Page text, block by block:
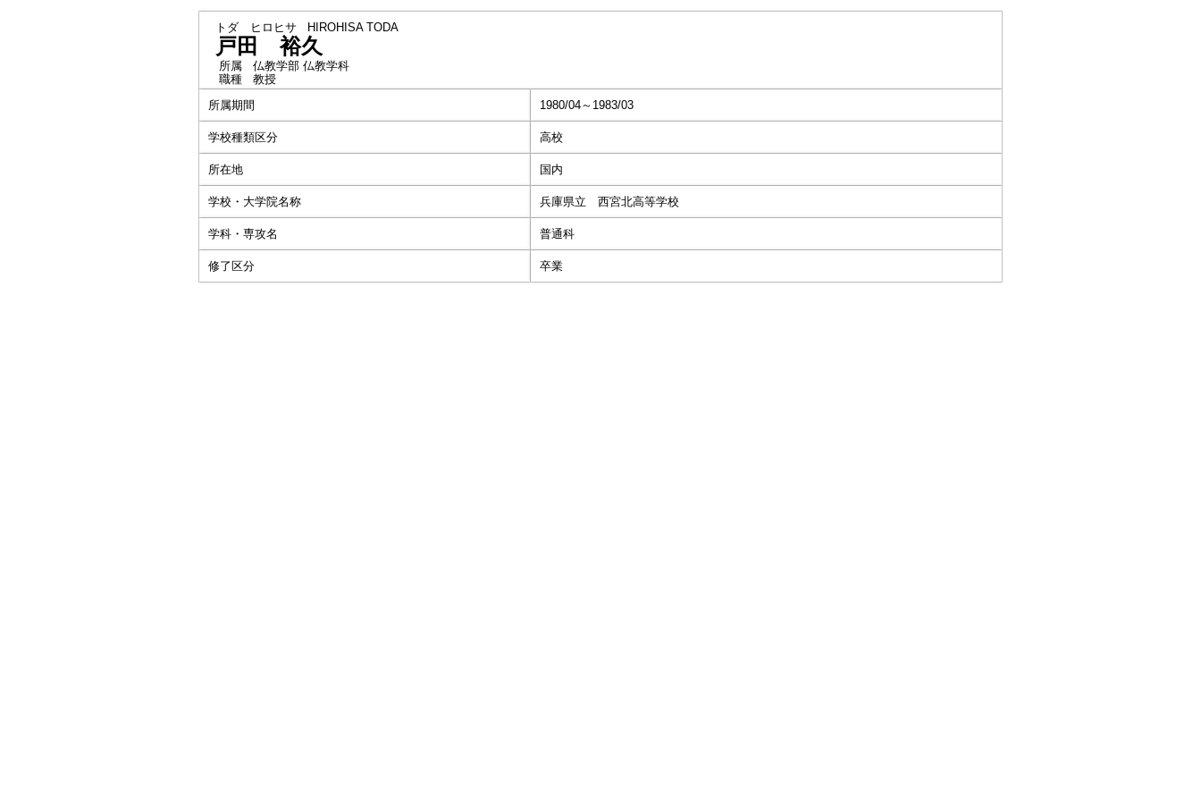
トダ ヒロヒサ HIROHISA TODA
戸田 裕久
所属
仏教学部 仏教学科
職種
教授
所属期間
1980/04～1983/03
学校種類区分 高校
所在地 国内
学校・大学院名称 兵庫県立 西宮北高等学校
学科・専攻名 普通科
修了区分 卒業